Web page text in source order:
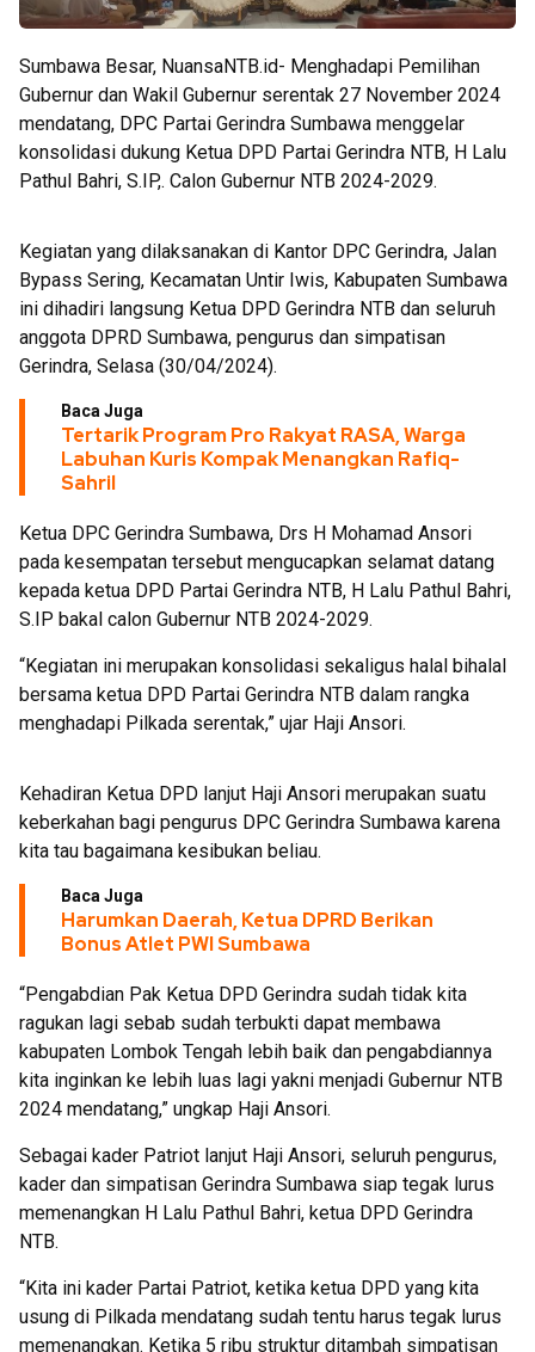
Sumbawa Besar, NuansaNTB.id- Menghadapi Pemilihan
Gubernur dan Wakil Gubernur serentak 27 November 2024
mendatang, DPC Partai Gerindra Sumbawa menggelar
konsolidasi dukung Ketua DPD Partai Gerindra NTB, H Lalu
Pathul Bahri, S.IP,. Calon Gubernur NTB 2024-2029.
Kegiatan yang dilaksanakan di Kantor DPC Gerindra, Jalan
Bypass Sering, Kecamatan Untir Iwis, Kabupaten Sumbawa
ini dihadiri langsung Ketua DPD Gerindra NTB dan seluruh
anggota DPRD Sumbawa, pengurus dan simpatisan
Gerindra, Selasa (30/04/2024).
Baca Juga
Tertarik Program Pro Rakyat RASA, Warga
Labuhan Kuris Kompak Menangkan Rafiq-
Sahril
Ketua DPC Gerindra Sumbawa, Drs H Mohamad Ansori
pada kesempatan tersebut mengucapkan selamat datang
kepada ketua DPD Partai Gerindra NTB, H Lalu Pathul Bahri,
S.IP bakal calon Gubernur NTB 2024-2029.
“Kegiatan ini merupakan konsolidasi sekaligus halal bihalal
bersama ketua DPD Partai Gerindra NTB dalam rangka
menghadapi Pilkada serentak,” ujar Haji Ansori.
Kehadiran Ketua DPD lanjut Haji Ansori merupakan suatu
keberkahan bagi pengurus DPC Gerindra Sumbawa karena
kita tau bagaimana kesibukan beliau.
Baca Juga
Harumkan Daerah, Ketua DPRD Berikan
Bonus Atlet PWI Sumbawa
“Pengabdian Pak Ketua DPD Gerindra sudah tidak kita
ragukan lagi sebab sudah terbukti dapat membawa
kabupaten Lombok Tengah lebih baik dan pengabdiannya
kita inginkan ke lebih luas lagi yakni menjadi Gubernur NTB
2024 mendatang,” ungkap Haji Ansori.
Sebagai kader Patriot lanjut Haji Ansori, seluruh pengurus,
kader dan simpatisan Gerindra Sumbawa siap tegak lurus
memenangkan H Lalu Pathul Bahri, ketua DPD Gerindra
NTB.
“Kita ini kader Partai Patriot, ketika ketua DPD yang kita
usung di Pilkada mendatang sudah tentu harus tegak lurus
memenangkan. Ketika 5 ribu struktur ditambah simpatisan